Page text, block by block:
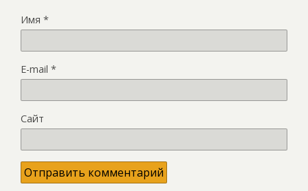
Имя *
E-mail *
Сайт